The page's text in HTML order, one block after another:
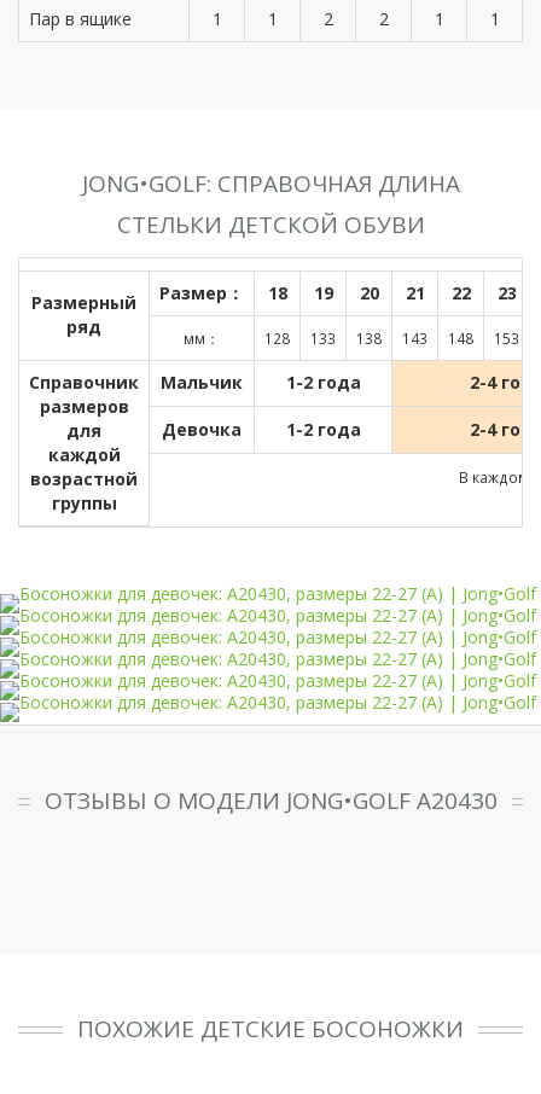
Пар в ящике 1 1 2 2 1 1
JONG•GOLF: СПРАВОЧНАЯ ДЛИНА
СТЕЛЬКИ ДЕТСКОЙ ОБУВИ
Размерный
ряд
Размер： 18 19 20 21 22 23
мм： 128 133 138 143 148 153
Справочник
размеров
для
каждой
возрастной
группы
Мальчик 1-2 года 2-4
Девочка 1-2 года 2-4
В каждом
ОТЗЫВЫ О МОДЕЛИ JONG•GOLF A20430
ПОХОЖИЕ ДЕТСКИЕ БОСОНОЖКИ